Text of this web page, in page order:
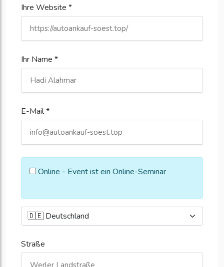
Ihre Website *
Ihr Name *
E-Mail *
Online - Event ist ein Online-Seminar
Straße